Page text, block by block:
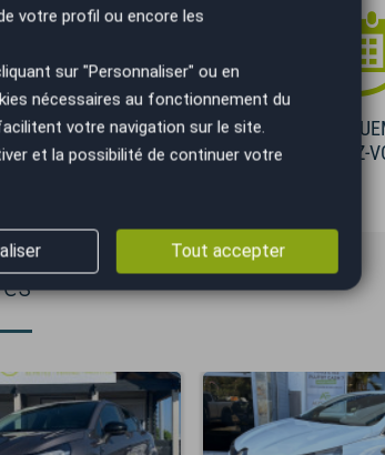
ADMINISTRATIVE
carte grise, non gage,...)
VISIBLE
RENDEZ-
votre profil ou encore les
sur "Personnaliser" ou en
nécessaires au fonctionnement du
votre navigation sur le site.
et la possibilité de continuer votre
Tout accepter